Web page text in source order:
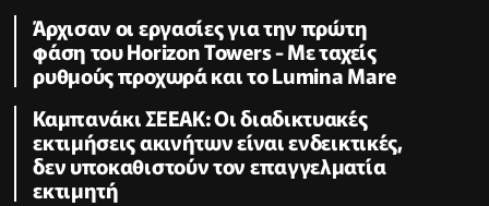
Άρχισαν οι εργασίες για την πρώτη
φάση του Horizon Towers - Με ταχείς
ρυθμούς προχωρά και το Lumina Mare
Καμπανάκι ΣΕΕΑΚ: Οι διαδικτυακές
εκτιμήσεις ακινήτων είναι ενδεικτικές,
δεν υποκαθιστούν τον επαγγελματία
εκτιμητή